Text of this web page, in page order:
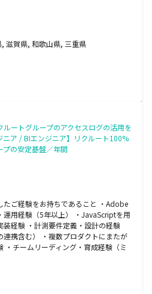
滋賀県, 和歌山県, 三重県
ルートグループのアクセスログの活用を
ア / BIエンジニア】リクルート100%
プの安定基盤／年間
たご経験をお持ちであること ・Adobe
用経験（5年以上） ・JavaScriptを用
装経験 ・計測要件定義・設計の経験
連携含む） ・複数プロダクトにまたが
・チームリーディング・育成経験（ミ